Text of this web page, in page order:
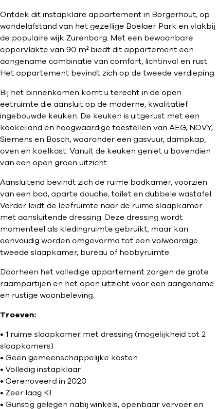
Ontdek dit instapklare appartement in Borgerhout, op
wandelafstand van het gezellige Boelaer Park en vlakbij
de populaire wijk Zurenborg. Met een bewoonbare
oppervlakte van 90 m² biedt dit appartement een
aangename combinatie van comfort, lichtinval en rust.
Het appartement bevindt zich op de tweede verdieping.
Bij het binnenkomen komt u terecht in de open
eetruimte die aansluit op de moderne, kwalitatief
ingebouwde keuken. De keuken is uitgerust met een
kookeiland en hoogwaardige toestellen van AEG, NOVY,
Siemens en Bosch, waaronder een gasvuur, dampkap,
oven en koelkast. Vanuit de keuken geniet u bovendien
van een open groen uitzicht.
Aansluitend bevindt zich de ruime badkamer, voorzien
van een bad, aparte douche, toilet en dubbele wastafel.
Verder leidt de leefruimte naar de ruime slaapkamer
met aansluitende dressing. Deze dressing wordt
momenteel als kledingruimte gebruikt, maar kan
eenvoudig worden omgevormd tot een volwaardige
tweede slaapkamer, bureau of hobbyruimte.
Doorheen het volledige appartement zorgen de grote
raampartijen en het open uitzicht voor een aangename
en rustige woonbeleving.
Troeven:
• 1 ruime slaapkamer met dressing (mogelijkheid tot 2
slaapkamers)
• Geen gemeenschappelijke kosten
• Volledig instapklaar
• Gerenoveerd in 2020
• Zeer laag KI
• Gunstig gelegen nabij winkels, openbaar vervoer en